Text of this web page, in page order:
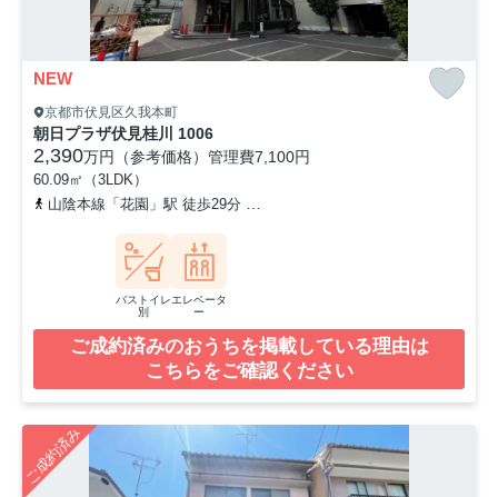
NEW
京都市伏見区久我本町
朝日プラザ伏見桂川 1006
2,390万円（参考価格） 管理費7,100円
60.09㎡（3LDK）
山陰本線「花園」駅 徒歩29分
バストイレ
別
エレベータ
ー
ご成約済みのおうちを掲載している理由は
こちらをご確認ください
ご成約済み